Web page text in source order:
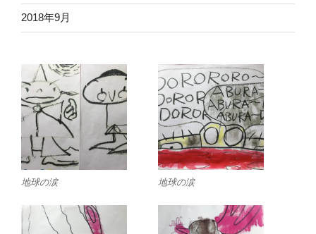
2018年9月
地球の涙 地球の涙